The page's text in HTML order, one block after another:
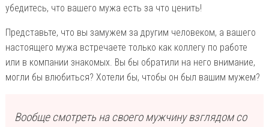
убедитесь, что вашего мужа есть за что ценить!
Представьте, что вы замужем за другим человеком, а вашего
настоящего мужа встречаете только как коллегу по работе
или в компании знакомых. Вы бы обратили на него внимание,
могли бы влюбиться? Хотели бы, чтобы он был вашим мужем?
Вообще смотреть на своего мужчину взглядом со